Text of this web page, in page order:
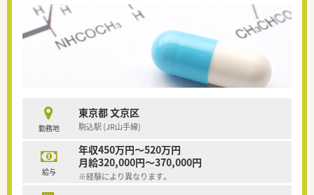
勤務地
東京都 文京区
駒込駅 (JR山手線)
給与
年収450万円～520万円
月給320,000円～370,000円
※経験により異なります。